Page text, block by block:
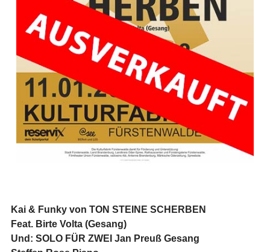
Kai & Funky von TON STEINE SCHERBEN
Feat. Birte Volta (Gesang)
Und: SOLO FÜR ZWEI Jan Preuß Gesang